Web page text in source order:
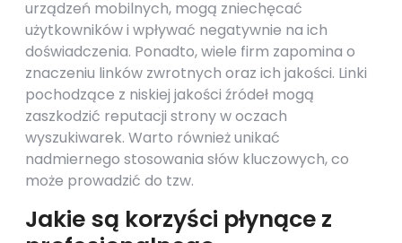
urządzeń mobilnych, mogą zniechęcać
użytkowników i wpływać negatywnie na ich
doświadczenia. Ponadto, wiele firm zapomina o
znaczeniu linków zwrotnych oraz ich jakości. Linki
pochodzące z niskiej jakości źródeł mogą
zaszkodzić reputacji strony w oczach
wyszukiwarek. Warto również unikać
nadmiernego stosowania słów kluczowych, co
może prowadzić do tzw.
Jakie są korzyści płynące z